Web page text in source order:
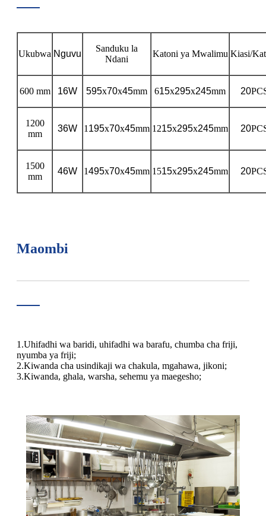
Ukubwa Nguvu
Sanduku la
Ndani
Katoni ya Mwalimu Kiasi/
600 mm 16W 595x70x45mm 615x295x245mm 20
1200
mm
36W 1195x70x45mm 1215x295x245mm 20
1500
mm
46W 1495x70x45mm 1515x295x245mm 20
Maombi
1.Uhifadhi wa baridi, uhifadhi wa barafu, chumba cha friji,
nyumba ya friji;
2.Kiwanda cha usindikaji wa chakula, mgahawa, jikoni;
3.Kiwanda, ghala, warsha, sehemu ya maegesho;